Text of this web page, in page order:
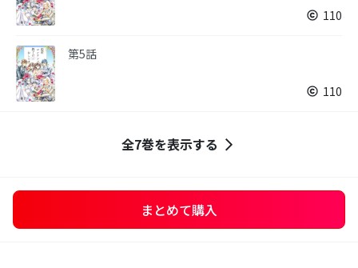
110
第5話
110
全7巻を表示する
まとめて購入